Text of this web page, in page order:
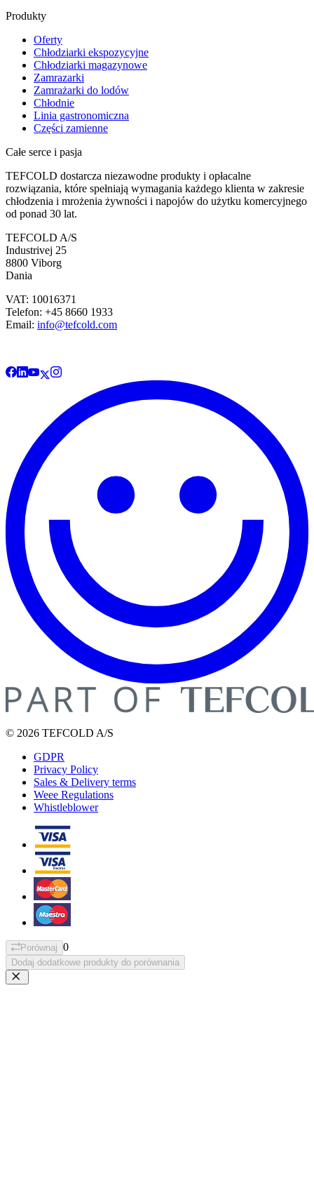
Produkty
Oferty
Chłodziarki ekspozycyjne
Chłodziarki magazynowe
Zamrazarki
Zamrażarki do lodów
Chłodnie
Linia gastronomiczna
Części zamienne
Całe serce i pasja
TEFCOLD dostarcza niezawodne produkty i opłacalne
rozwiązania, które spełniają wymagania każdego klienta w zakresie
chłodzenia i mrożenia żywności i napojów do użytku komercyjnego
od ponad 30 lat.
TEFCOLD A/S
Industrivej 25
8800 Viborg
Dania
VAT: 10016371
Telefon: +45 8660 1933
Email: info@tefcold.com
© 2026 TEFCOLD A/S
GDPR
Privacy Policy
Sales & Delivery terms
Weee Regulations
Whistleblower
Porównaj 0
Dodaj dodatkowe produkty do porównania